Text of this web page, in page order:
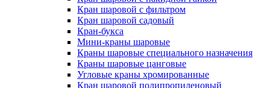
Кран шаровой с фильтром
Кран шаровой садовый
Кран-букса
Мини-краны шаровые
Краны шаровые специального назначения
Краны шаровые цанговые
Угловые краны хромированные
Кран шаровой полипропиленовый